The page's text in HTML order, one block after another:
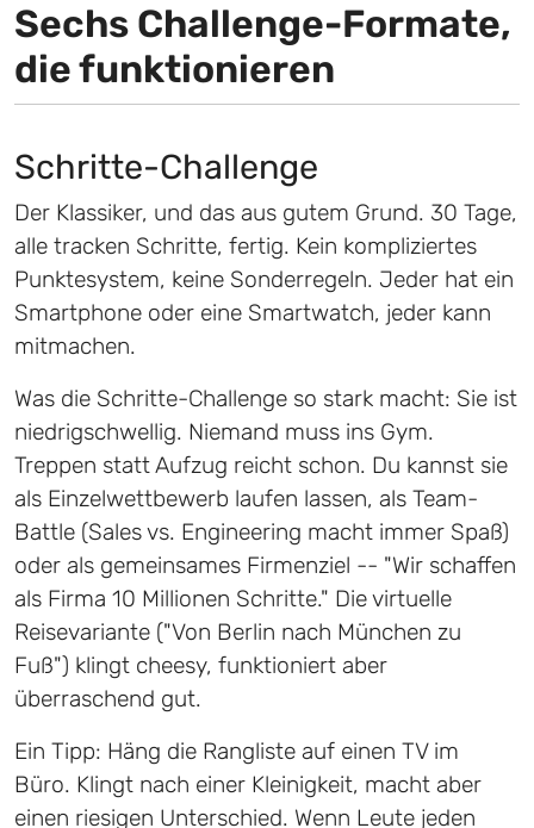
Sechs Challenge-Formate,
die funktionieren
Schritte-Challenge
Der Klassiker, und das aus gutem Grund. 30 Tage,
alle tracken Schritte, fertig. Kein kompliziertes
Punktesystem, keine Sonderregeln. Jeder hat ein
Smartphone oder eine Smartwatch, jeder kann
mitmachen.
Was die Schritte-Challenge so stark macht: Sie ist
niedrigschwellig. Niemand muss ins Gym.
Treppen statt Aufzug reicht schon. Du kannst sie
als Einzelwettbewerb laufen lassen, als Team-
Battle (Sales vs. Engineering macht immer Spaß)
oder als gemeinsames Firmenziel -- "Wir schaffen
als Firma 10 Millionen Schritte." Die virtuelle
Reisevariante ("Von Berlin nach München zu
Fuß") klingt cheesy, funktioniert aber
überraschend gut.
Ein Tipp: Häng die Rangliste auf einen TV im
Büro. Klingt nach einer Kleinigkeit, macht aber
einen riesigen Unterschied. Wenn Leute jeden